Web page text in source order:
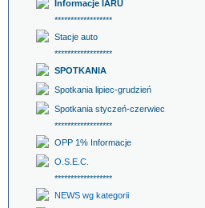
Informacje IARU
******************
Stacje auto
******************
SPOTKANIA
Spotkania lipiec-grudzień
Spotkania styczeń-czerwiec
******************
OPP 1% Informacje
O.S.E.C.
******************
NEWS wg kategorii